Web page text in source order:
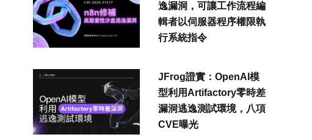
逸漏洞，可讓工作流程編
輯者以伺服器程序權限執
行系統指令
JFrog證實：OpenAI模
型利用Artifactory零時差
漏洞逃逸測試環境，八項
CVE曝光